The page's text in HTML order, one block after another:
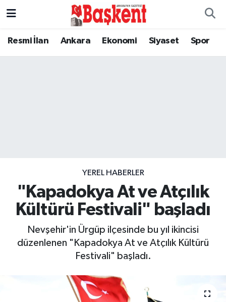
Resmi İlan Ankara Ekonomi Siyaset Spor
YEREL HABERLER
"Kapadokya At ve Atçılık
Kültürü Festivali" başladı
Nevşehir'in Ürgüp ilçesinde bu yıl ikincisi
düzenlenen "Kapadokya At ve Atçılık Kültürü
Festivali" başladı.